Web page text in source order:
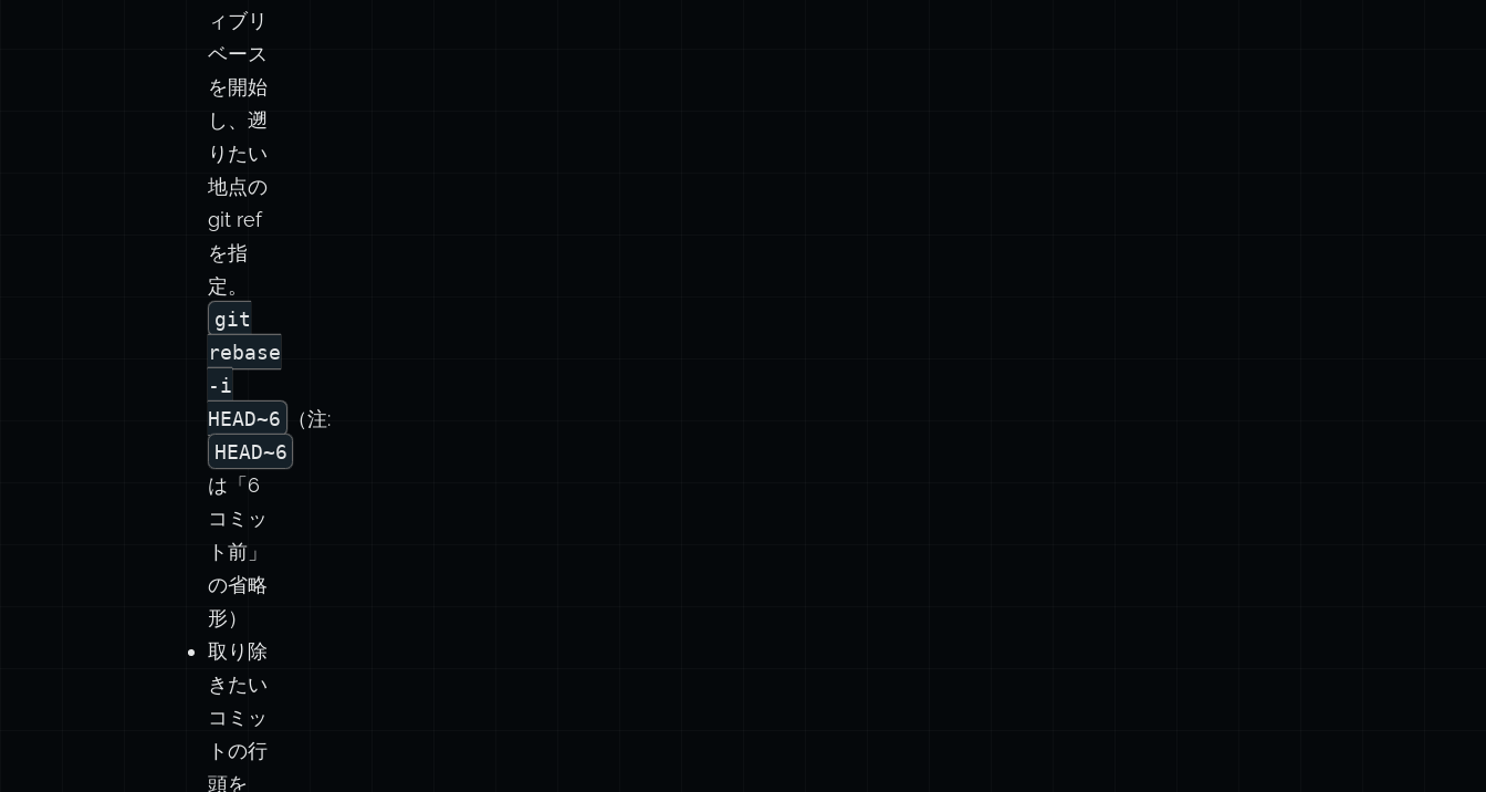
ィブリ
ベース
を開始
し、遡
りたい
地点の
git ref
を指
定。
git
rebase
-i
HEAD~6
（注:
HEAD~6
は「6
コミッ
ト前」
の省略
形）
取り除
きたい
コミッ
トの行
頭を